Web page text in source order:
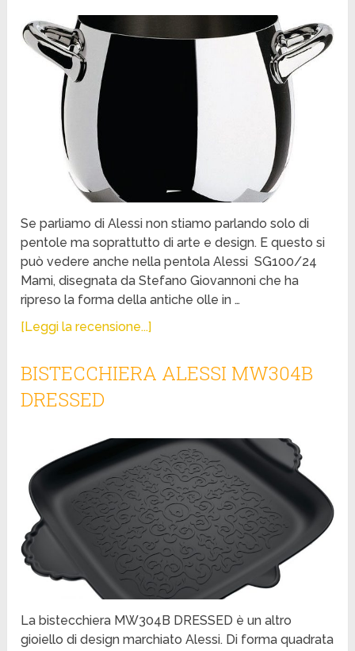
Se parliamo di Alessi non stiamo parlando solo di
pentole ma soprattutto di arte e design. E questo si
può vedere anche nella pentola Alessi SG100/24
Mami, disegnata da Stefano Giovannoni che ha
ripreso la forma della antiche olle in …
[Leggi la recensione...]
BISTECCHIERA ALESSI MW304B
DRESSED
La bistecchiera MW304B DRESSED è un altro
gioiello di design marchiato Alessi. Di forma quadrata